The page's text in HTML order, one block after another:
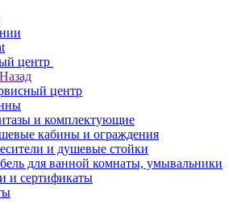
центр
Назад
центр
и комплектующие
кабины и ограждения
и душевые стойки
для ванной комнаты, умывальники
и сертификаты